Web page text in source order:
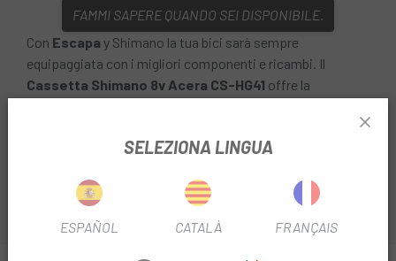
FAMMI SAPERE QUANDO SEI DISPONIBILE.
Con Escapa y Shimano la tua bici sarà sempre
equipaggiata con i migliori componenti e ricambi. Il
Cassetta Shimano 8v Acera CS-HG41 offre la
SELEZIONA LINGUA
ESPAÑOL CATALÀ FRANÇAIS